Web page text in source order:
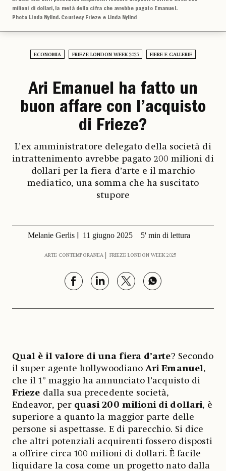
milioni di dollari, la metà della cifra che avrebbe pagato Emanuel.
Photo Linda Nylind. Courtesy Frieze e Linda Nylind
ECONOMIA FRIEZE LONDON WEEK 2025 FIERE E GALLERIE
Ari Emanuel ha fatto un
buon affare con l’acquisto
di Frieze?
L’ex amministratore delegato della società di
intrattenimento avrebbe pagato 200 milioni di
dollari per la fiera d’arte e il marchio
mediatico, una somma che ha suscitato
stupore
Melanie Gerlis 11 giugno 2025 5' min di lettura
ARTE CONTEMPORANEA FRIEZE LONDON WEEK 2025
Qual è il valore di una fiera d’arte? Secondo
il super agente hollywoodianoAri Emanuel,
che il 1° maggio ha annunciato l’acquisto di
Frieze dalla sua precedente società,
Endeavor, perquasi 200 milioni di dollari, è
superiore a quanto la maggior parte delle
persone si aspettasse. E di parecchio. Si dice
che altri potenziali acquirenti fossero disposti
a offrire circa 100 milioni di dollari. È facile
liquidare la cosa come un progetto nato dalla